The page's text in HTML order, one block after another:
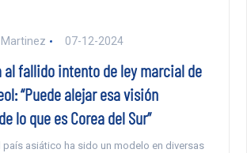
07-12-2024
al fallido intento de ley marcial de
“Puede alejar esa visión
lo que es Corea del Sur”
país asiático ha sido un modelo en diversas